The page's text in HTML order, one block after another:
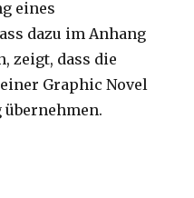
eines
dazu im Anhang
zeigt, dass die
Graphic Novel
erzählt,